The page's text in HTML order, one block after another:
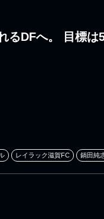
るDFへ。 目標は5
レイラック滋賀FC 鍋田純